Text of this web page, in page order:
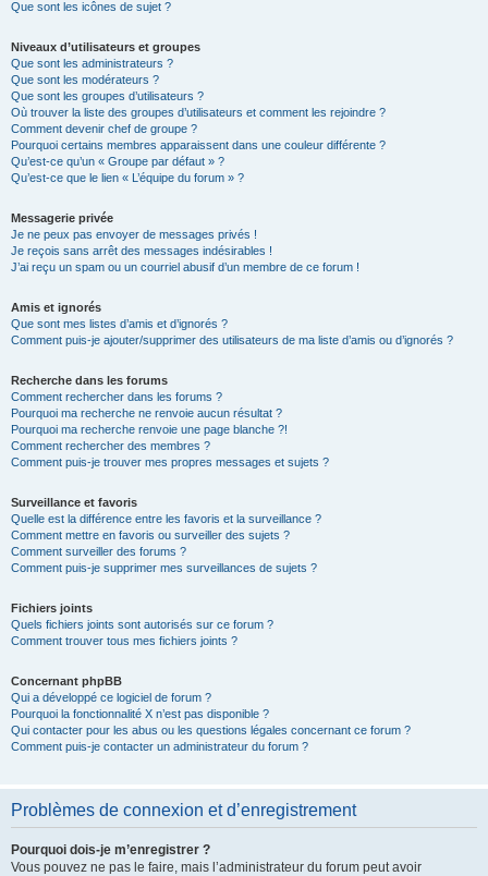
Que sont les icônes de sujet ?
Niveaux d’utilisateurs et groupes
Que sont les administrateurs ?
Que sont les modérateurs ?
Que sont les groupes d’utilisateurs ?
Où trouver la liste des groupes d’utilisateurs et comment les rejoindre ?
Comment devenir chef de groupe ?
Pourquoi certains membres apparaissent dans une couleur différente ?
Qu’est-ce qu’un « Groupe par défaut » ?
Qu’est-ce que le lien « L’équipe du forum » ?
Messagerie privée
Je ne peux pas envoyer de messages privés !
Je reçois sans arrêt des messages indésirables !
J’ai reçu un spam ou un courriel abusif d’un membre de ce forum !
Amis et ignorés
Que sont mes listes d’amis et d’ignorés ?
Comment puis-je ajouter/supprimer des utilisateurs de ma liste d’amis ou d’ignorés ?
Recherche dans les forums
Comment rechercher dans les forums ?
Pourquoi ma recherche ne renvoie aucun résultat ?
Pourquoi ma recherche renvoie une page blanche ?!
Comment rechercher des membres ?
Comment puis-je trouver mes propres messages et sujets ?
Surveillance et favoris
Quelle est la différence entre les favoris et la surveillance ?
Comment mettre en favoris ou surveiller des sujets ?
Comment surveiller des forums ?
Comment puis-je supprimer mes surveillances de sujets ?
Fichiers joints
Quels fichiers joints sont autorisés sur ce forum ?
Comment trouver tous mes fichiers joints ?
Concernant phpBB
Qui a développé ce logiciel de forum ?
Pourquoi la fonctionnalité X n’est pas disponible ?
Qui contacter pour les abus ou les questions légales concernant ce forum ?
Comment puis-je contacter un administrateur du forum ?
Problèmes de connexion et d’enregistrement
Pourquoi dois-je m’enregistrer ?
Vous pouvez ne pas le faire, mais l’administrateur du forum peut avoir